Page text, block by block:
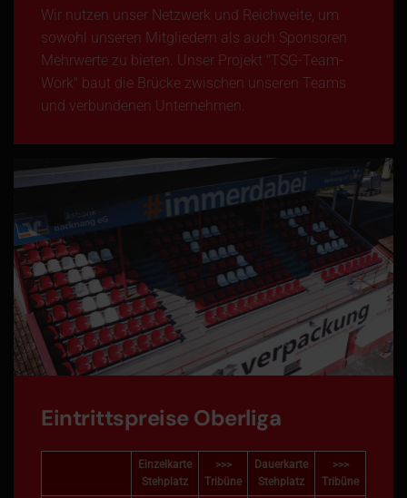
Wir nutzen unser Netzwerk und Reichweite, um
sowohl unseren Mitgliedern als auch Sponsoren
Mehrwerte zu bieten. Unser Projekt "TSG-Team-
Work" baut die Brücke zwischen unseren Teams
und verbundenen Unternehmen.
Eintrittspreise Oberliga
Einzelkarte
Stehplatz
>>>
Tribüne
Dauerkarte
Stehplatz
>>>
Tribüne